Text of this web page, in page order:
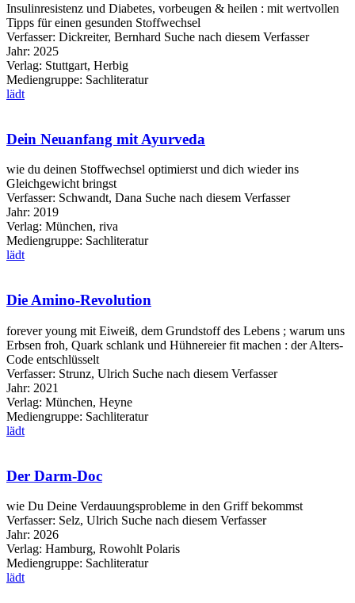
Insulinresistenz und Diabetes, vorbeugen & heilen : mit wertvollen
Tipps für einen gesunden Stoffwechsel
Verfasser: Dickreiter, Bernhard Suche nach diesem Verfasser
Jahr: 2025
Verlag: Stuttgart, Herbig
Mediengruppe: Sachliteratur
lädt
Dein Neuanfang mit Ayurveda
wie du deinen Stoffwechsel optimierst und dich wieder ins
Gleichgewicht bringst
Verfasser: Schwandt, Dana Suche nach diesem Verfasser
Jahr: 2019
Verlag: München, riva
Mediengruppe: Sachliteratur
lädt
Die Amino-Revolution
forever young mit Eiweiß, dem Grundstoff des Lebens ; warum uns
Erbsen froh, Quark schlank und Hühnereier fit machen : der Alters-
Code entschlüsselt
Verfasser: Strunz, Ulrich Suche nach diesem Verfasser
Jahr: 2021
Verlag: München, Heyne
Mediengruppe: Sachliteratur
lädt
Der Darm-Doc
wie Du Deine Verdauungsprobleme in den Griff bekommst
Verfasser: Selz, Ulrich Suche nach diesem Verfasser
Jahr: 2026
Verlag: Hamburg, Rowohlt Polaris
Mediengruppe: Sachliteratur
lädt